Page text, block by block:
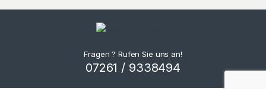
Fragen ? Rufen Sie uns an!
07261 / 9338494